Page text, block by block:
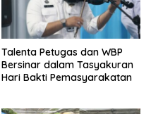
Talenta Petugas dan WBP
Bersinar dalam Tasyakuran
Hari Bakti Pemasyarakatan